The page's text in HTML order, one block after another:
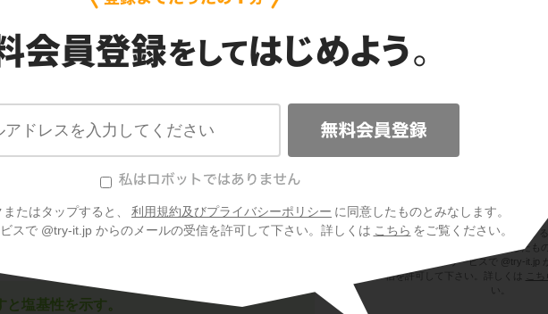
たはタップすると、 利用規約及びプライバシーポリシー に同意したものとみなします。
スで @try-it.jp からのメールの受信を許可して下さい。詳しくは こちら をご覧ください。
塩基性塩 です。
。
3 は酸性塩です。
＋強塩基→中性、強酸＋弱塩基→酸
→塩基性
塩基性を示す。
会員登録をクリックまたはタップする
に同意したも
ご利用のメールサービスで @try-it.jp
信を許可して下さい。詳しくは
こち
い。